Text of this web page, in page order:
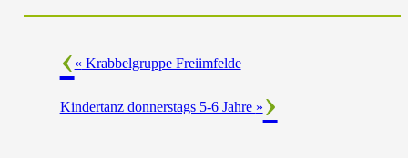
« Krabbelgruppe Freiimfelde
Kindertanz donnerstags 5-6 Jahre »